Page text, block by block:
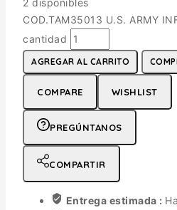
COD.TAM35013 U.S. ARMY
cantidad
AGREGAR AL CARRITO
COMPARE WISHLIST
PREGÚNTANOS
COMPARTIR
Entrega estimada :